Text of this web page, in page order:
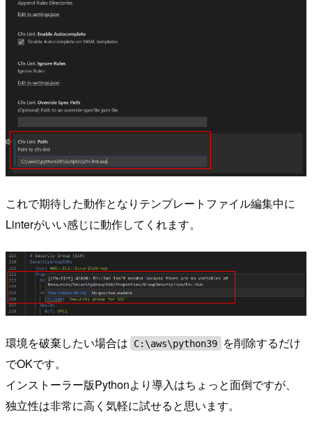
これで期待した動作となりテンプレートファイル編集中に
Linterがいい感じに動作してくれます。
環境を破棄したい場合は C:\aws\python39
を削除するだけ
でOKです。
インストーラー版Pythonより導入はちょっと面倒ですが、
独立性は非常に高く気軽に試せると思います。